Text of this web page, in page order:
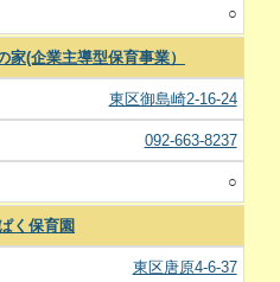
○
家(企業主導型保育事業）
東区御島崎2-16-24
092-663-8237
○
く保育園
東区唐原4-6-37